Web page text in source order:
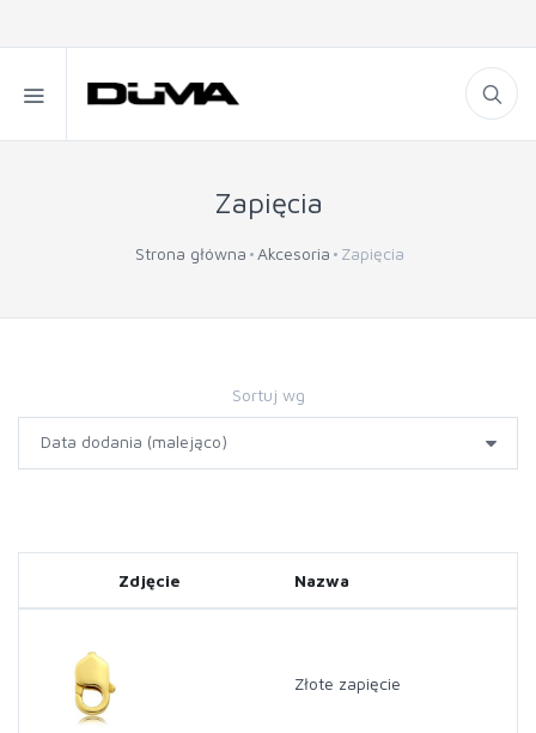
Zapięcia
Strona główna Akcesoria Zapięcia
Sortuj wg
Zdjęcie Nazwa
Złote zapięcie